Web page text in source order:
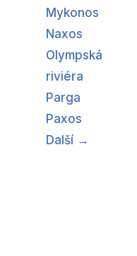
Mykonos
Naxos
Olympská
riviéra
Parga
Paxos
Další →